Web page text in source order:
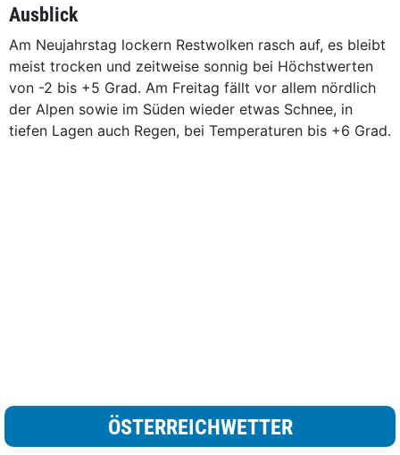
Ausblick
Am Neujahrstag lockern Restwolken rasch auf, es bleibt
meist trocken und zeitweise sonnig bei Höchstwerten
von -2 bis +5 Grad. Am Freitag fällt vor allem nördlich
der Alpen sowie im Süden wieder etwas Schnee, in
tiefen Lagen auch Regen, bei Temperaturen bis +6 Grad.
ÖSTERREICHWETTER